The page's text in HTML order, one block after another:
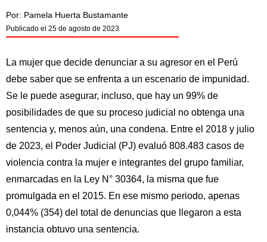
Por: Pamela Huerta Bustamante
Publicado el 25 de agosto de 2023
La mujer que decide denunciar a su agresor en el Perú
debe saber que se enfrenta a un escenario de impunidad.
Se le puede asegurar, incluso, que hay un 99% de
posibilidades de que su proceso judicial no obtenga una
sentencia y, menos aún, una condena. Entre el 2018 y julio
de 2023, el Poder Judicial (PJ) evaluó 808.483 casos de
violencia contra la mujer e integrantes del grupo familiar,
enmarcadas en la Ley N° 30364, la misma que fue
promulgada en el 2015. En ese mismo periodo, apenas
0,044% (354) del total de denuncias que llegaron a esta
instancia obtuvo una sentencia.